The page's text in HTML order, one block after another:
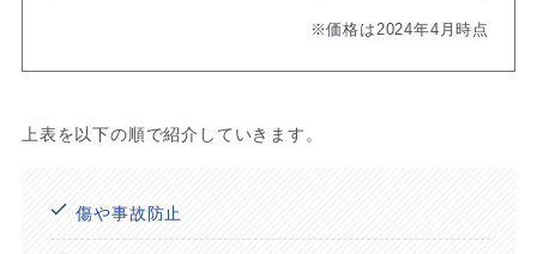
※価格は2024年4月時点
上表を以下の順で紹介していきます。
傷や事故防止